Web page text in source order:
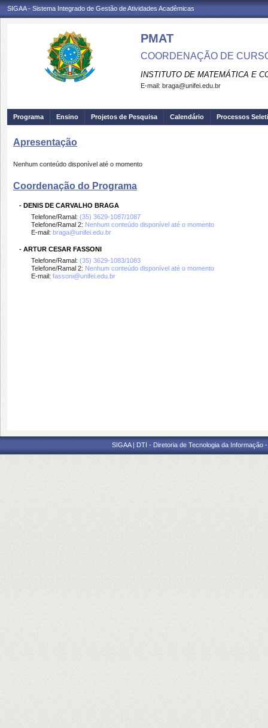
SIGAA - Sistema Integrado de Gestão de Atividades Acadêmicas
PMAT
COORDENAÇÃO DE
INSTITUTO DE MATEMÁTICA E
E-mail: braga@unifei.edu.br
Programa Ensino Projetos de Pesquisa Calendário Processos
Apresentação
Nenhum conteúdo disponível até o momento
Coordenação do Programa
- DENIS DE CARVALHO BRAGA
Telefone/Ramal: (35) 3629-1087/1087
Telefone/Ramal 2: Nenhum conteúdo disponível até o momento
E-mail: braga@unifei.edu.br
- ARTUR CESAR FASSONI
Telefone/Ramal: (35) 3629-1083/1083
Telefone/Ramal 2: Nenhum conteúdo disponível até o momento
E-mail: fassoni@unifei.edu.br
SIGAA | DTI - Diretoria de Tecnologia da